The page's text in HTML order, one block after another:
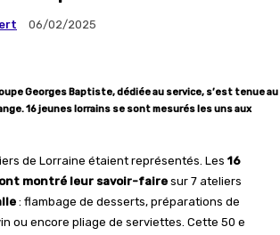
06/02/2025
Georges Baptiste, dédiée au service, s’est tenue au
16 jeunes lorrains se sont mesurés les uns aux
de Lorraine étaient représentés. Les 16
montré leur savoir-faire sur 7 ateliers
: flambage de desserts, préparations de
ou encore pliage de serviettes. Cette 50 e